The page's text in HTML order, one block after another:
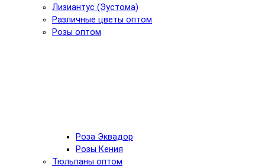
Лизиантус (Эустома)
Различные цветы оптом
Розы оптом
Роза Эквадор
Розы Кения
Тюльпаны оптом